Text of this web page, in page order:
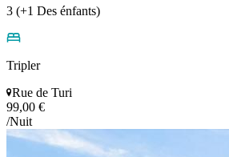
3 (+1 Des énfants)
Tripler
Rue de Turi
99,00 €
/Nuit